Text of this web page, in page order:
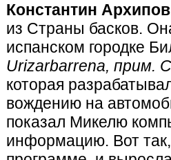
Константин
из Страны басков.
испанском городке
Urizarbarrena, прим.
которая
вождению на
показал Микелю
информацию. Вот